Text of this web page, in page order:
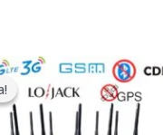
Gama
de
precios:
$729.99